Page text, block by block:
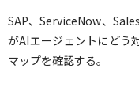
SAP、ServiceNow、
がAIエージェントにどう
マップを確認する。